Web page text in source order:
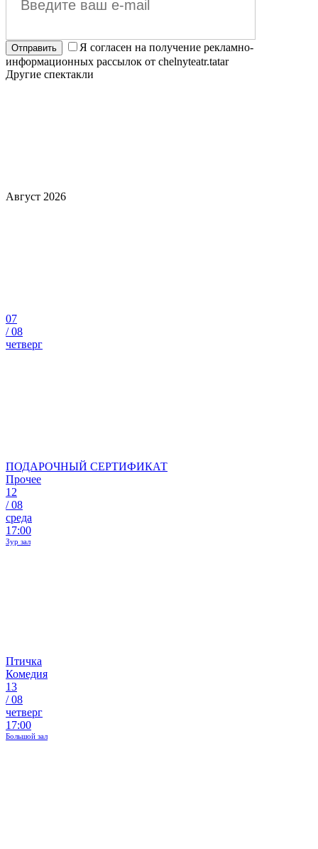
Я согласен на получение рекламно-
информационных рассылок от chelnyteatr.tatar
Другие спектакли
Август 2026
07
/08
четверг
ПОДАРОЧНЫЙ СЕРТИФИКАТ
Прочее
12
/08
среда
17:00
Зур зал
Птичка
Комедия
13
/08
четверг
17:00
Большой зал